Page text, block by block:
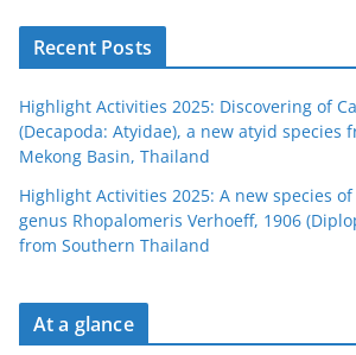
Recent Posts
Highlight Activities 2025: Discovering of
(Decapoda: Atyidae), a new atyid species
Mekong Basin, Thailand
Highlight Activities 2025: A new species
genus Rhopalomeris Verhoeff, 1906
from Southern Thailand
At a glance